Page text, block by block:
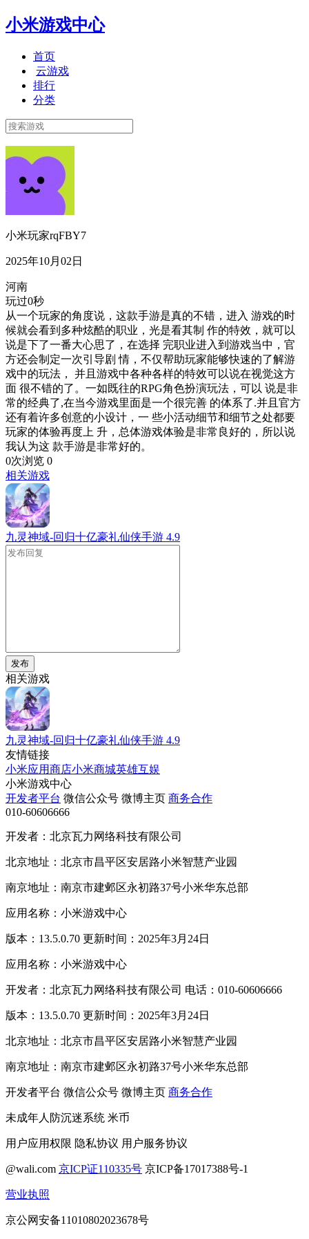
小米游戏中心
首页
云游戏
排行
分类
小米玩家rqFBY7
2025年10月02日
河南
玩过0秒
从一个玩家的角度说，这款手游是真的不错，进入 游戏的时
候就会看到多种炫酷的职业，光是看其制 作的特效，就可以
说是下了一番大心思了，在选择 完职业进入到游戏当中，官
方还会制定一次引导剧 情，不仅帮助玩家能够快速的了解游
戏中的玩法， 并且游戏中各种各样的特效可以说在视觉这方
面 很不错的了。一如既往的RPG角色扮演玩法，可以 说是非
常的经典了,在当今游戏里面是一个很完善 的体系了.并且官方
还有着许多创意的小设计，一 些小活动细节和细节之处都要
玩家的体验再度上 升，总体游戏体验是非常良好的，所以说
我认为这 款手游是非常好的。
0次浏览 0
相关游戏
九灵神域-回归十亿豪礼仙侠手游 4.9
发布
相关游戏
九灵神域-回归十亿豪礼仙侠手游 4.9
友情链接
小米应用商店小米商城英雄互娱
小米游戏中心
开发者平台 微信公众号 微博主页 商务合作
010-60606666
开发者：北京瓦力网络科技有限公司
北京地址：北京市昌平区安居路小米智慧产业园
南京地址：南京市建邺区永初路37号小米华东总部
应用名称：小米游戏中心
版本：13.5.0.70 更新时间：2025年3月24日
应用名称：小米游戏中心
开发者：北京瓦力网络科技有限公司 电话：010-60606666
版本：13.5.0.70 更新时间：2025年3月24日
北京地址：北京市昌平区安居路小米智慧产业园
南京地址：南京市建邺区永初路37号小米华东总部
开发者平台 微信公众号 微博主页 商务合作
未成年人防沉迷系统 米币
用户应用权限 隐私协议 用户服务协议
@wali.com 京ICP证110335号 京ICP备17017388号-1
营业执照
京公网安备11010802023678号